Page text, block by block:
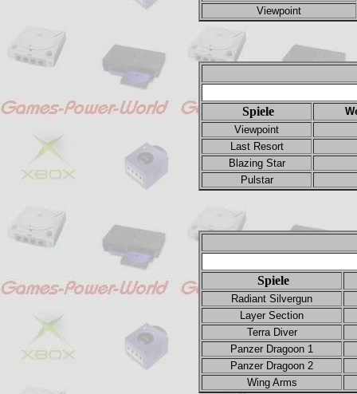
Viewpoint
Spiele
Viewpoint
Last Resort
Blazing Star
Pulstar
Spiele
Radiant Silvergun
Layer Section
Terra Diver
Panzer Dragoon 1
Panzer Dragoon 2
Wing Arms